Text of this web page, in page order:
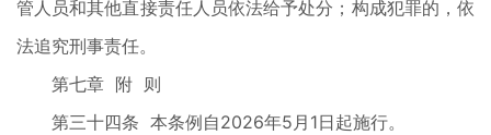
管人员和其他直接责任人员依法给予处分；构成犯罪的，依
法追究刑事责任。
第七章 附 则
第三十四条 本条例自2026年5月1日起施行。